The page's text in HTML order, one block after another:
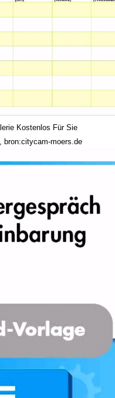
Kostenlos Für Sie
bron:citycam-moers.de